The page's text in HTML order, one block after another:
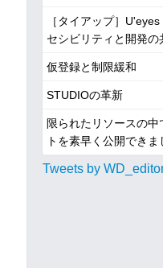
［タイアップ］
セシビリティと開発の
仮登録と制限緩和
STUDIOの革新
限られたリソースの
トを素早く公開できま
Tweets by